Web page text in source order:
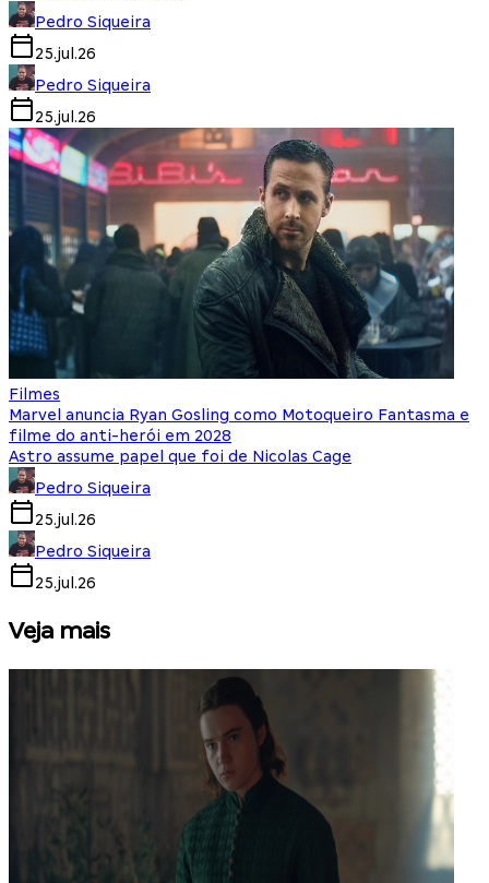
Pedro Siqueira
25.jul.26
Pedro Siqueira
25.jul.26
Filmes
Marvel anuncia Ryan Gosling como Motoqueiro Fantasma e
filme do anti-herói em 2028
Astro assume papel que foi de Nicolas Cage
Pedro Siqueira
25.jul.26
Pedro Siqueira
25.jul.26
Veja mais